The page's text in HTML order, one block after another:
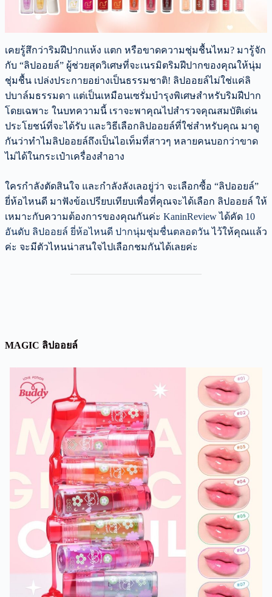
เคยรู้สึกว่าริมฝีปากแห้ง แตก หรือขาดความชุ่มชื้นไหม? มารู้จัก
กับ “ลิปออยล์” ผู้ช่วยสุดวิเศษที่จะเนรมิตริมฝีปากของคุณให้นุ่ม
ชุ่มชื้น เปล่งประกายอย่างเป็นธรรมชาติ! ลิปออยล์ไม่ใช่แค่ลิ
ปบาล์มธรรมดา แต่เป็นเหมือนเซรั่มบำรุงพิเศษสำหรับริมฝีปาก
โดยเฉพาะ ในบทความนี้ เราจะพาคุณไปสำรวจคุณสมบัติเด่น
ประโยชน์ที่จะได้รับ และวิธีเลือกลิปออยล์ที่ใช่สำหรับคุณ มาดู
กันว่าทำไมลิปออยล์ถึงเป็นไอเท็มที่สาวๆ หลายคนบอกว่าขาด
ไม่ได้ในกระเป๋าเครื่องสำอาง
ใครกำลังตัดสินใจ และกำลังลังเลอยู่ว่า จะเลือกซื้อ “ลิปออยล์”
ยี่ห้อไหนดี มาฟังข้อเปรียบเทียบเพื่อที่คุณจะได้เลือก ลิปออยล์ ให้
เหมาะกับความต้องการของคุณกันค่ะ KaninReviewได้คัด 10
อันดับ ลิปออยล์ ยี่ห้อไหนดี ปากนุ่มชุ่มชื่นตลอดวันไว้ให้คุณแล้ว
ค่ะ จะมีตัวไหนน่าสนใจไปเลือกชมกันได้เลยค่ะ
MAGIC ลิปออยล์